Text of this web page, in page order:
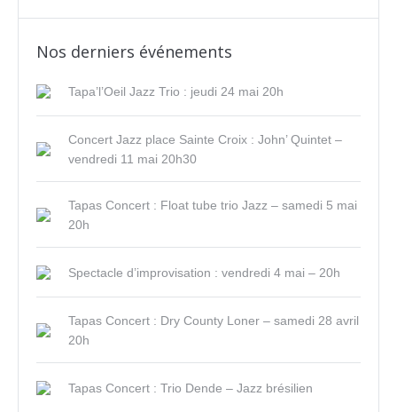
Nos derniers événements
Tapa’l’Oeil Jazz Trio : jeudi 24 mai 20h
Concert Jazz place Sainte Croix : John’ Quintet –
vendredi 11 mai 20h30
Tapas Concert : Float tube trio Jazz – samedi 5 mai
20h
Spectacle d’improvisation : vendredi 4 mai – 20h
Tapas Concert : Dry County Loner – samedi 28 avril
20h
Tapas Concert : Trio Dende – Jazz brésilien